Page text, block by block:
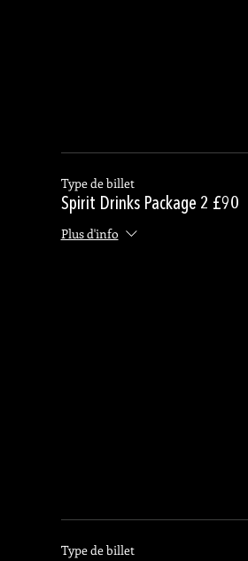
Type de billet
Spirit Drinks Package 2 £90
Plus d'info
Type de billet